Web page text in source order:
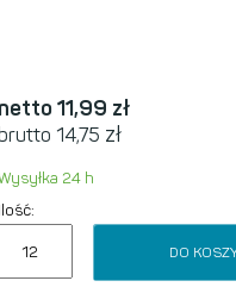
netto 11,99 zł
14,75 zł
24 h
Ilość:
DO